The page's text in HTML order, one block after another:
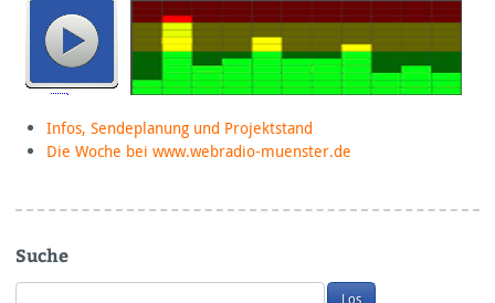
Infos, Sendeplanung und Projektstand
Die Woche bei www.webradio-muenster.de
Suche